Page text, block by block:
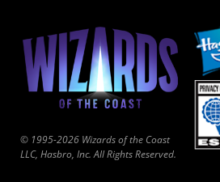
© 1995-2026 Wizards of the Coast
LLC, Hasbro, Inc. All Rights Reserved.